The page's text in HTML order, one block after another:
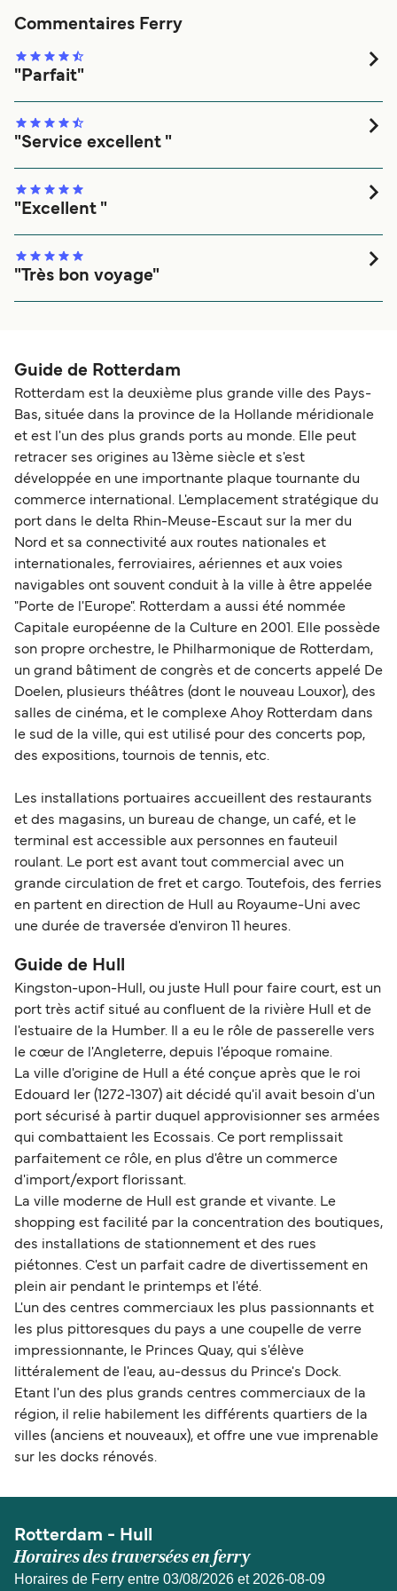
Commentaires Ferry
"Parfait"
"Service excellent "
"Excellent "
les passagers que les véhicules. Bravo aux équipes du
Pride of Rotterdam.
"Très bon voyage"
Guide de Rotterdam
Rotterdam est la deuxième plus grande ville des Pays-
Bas, située dans la province de la Hollande méridionale
et est l'un des plus grands ports au monde. Elle peut
retracer ses origines au 13ème siècle et s'est
développée en une importnante plaque tournante du
commerce international. L'emplacement stratégique du
port dans le delta Rhin-Meuse-Escaut sur la mer du
Nord et sa connectivité aux routes nationales et
internationales, ferroviaires, aériennes et aux voies
navigables ont souvent conduit à la ville à être appelée
"Porte de l'Europe". Rotterdam a aussi été nommée
Capitale européenne de la Culture en 2001. Elle possède
son propre orchestre, le Philharmonique de Rotterdam,
un grand bâtiment de congrès et de concerts appelé De
Doelen, plusieurs théâtres (dont le nouveau Louxor), des
salles de cinéma, et le complexe Ahoy Rotterdam dans
le sud de la ville, qui est utilisé pour des concerts pop,
des expositions, tournois de tennis, etc.
Les installations portuaires accueillent des restaurants
et des magasins, un bureau de change, un café, et le
terminal est accessible aux personnes en fauteuil
roulant. Le port est avant tout commercial avec un
grande circulation de fret et cargo. Toutefois, des ferries
en partent en direction de Hull au Royaume-Uni avec
une durée de traversée d'environ 11 heures.
Guide de Hull
Kingston-upon-Hull, ou juste Hull pour faire court, est un
port très actif situé au confluent de la rivière Hull et de
l'estuaire de la Humber. Il a eu le rôle de passerelle vers
le cœur de l'Angleterre, depuis l'époque romaine.
La ville d'origine de Hull a été conçue après que le roi
Edouard Ier (1272-1307) ait décidé qu'il avait besoin d'un
port sécurisé à partir duquel approvisionner ses armées
qui combattaient les Ecossais. Ce port remplissait
parfaitement ce rôle, en plus d'être un commerce
d'import/export florissant.
La ville moderne de Hull est grande et vivante. Le
shopping est facilité par la concentration des boutiques,
des installations de stationnement et des rues
piétonnes. C'est un parfait cadre de divertissement en
plein air pendant le printemps et l'été.
L'un des centres commerciaux les plus passionnants et
les plus pittoresques du pays a une coupelle de verre
impressionnante, le Princes Quay, qui s'élève
littéralement de l'eau, au-dessus du Prince's Dock.
Etant l'un des plus grands centres commerciaux de la
région, il relie habilement les différents quartiers de la
villes (anciens et nouveaux), et offre une vue imprenable
sur les docks rénovés.
Rotterdam - Hull
Horaires des traversées en ferry
Horaires de Ferry entre 03/08/2026 et 2026-08-09